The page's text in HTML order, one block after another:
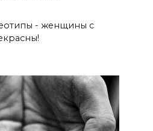
- женщины с